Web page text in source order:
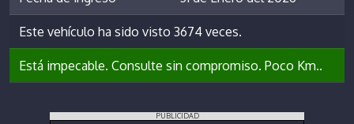
Este vehículo ha sido visto 3674 veces.
Está impecable. Consulte sin compromiso. Poco Km..
PUBLICIDAD